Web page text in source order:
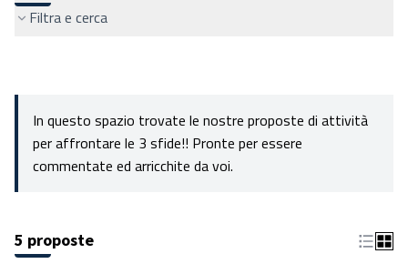
Filtra e cerca
In questo spazio trovate le nostre proposte di attività
per affrontare le 3 sfide!! Pronte per essere
commentate ed arricchite da voi.
5 proposte